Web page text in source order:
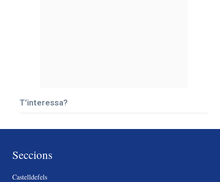
T’interessa?
Seccions
Castelldefels